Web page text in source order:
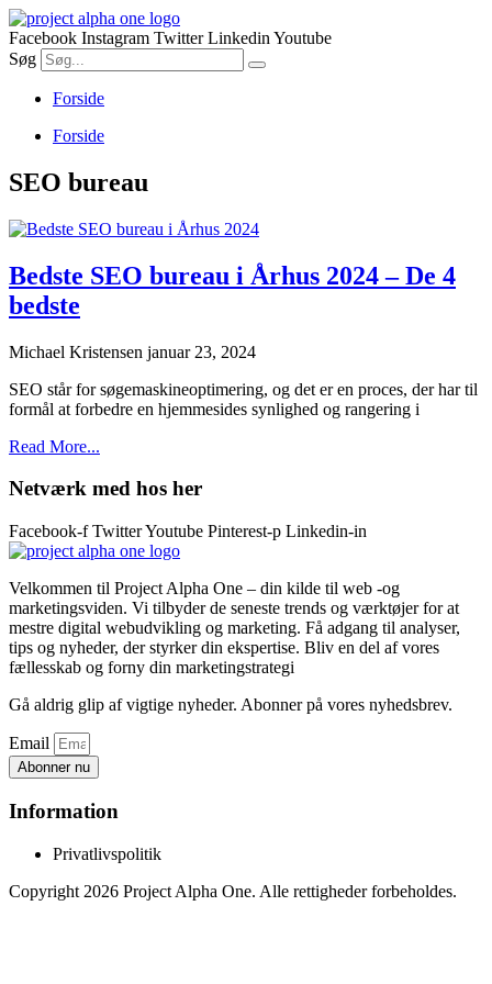
Videre
til
indhold
Facebook Instagram Twitter Linkedin Youtube
Søg
Forside
Forside
SEO bureau
Bedste SEO bureau i Århus 2024 – De 4
bedste
Michael Kristensen januar 23, 2024
SEO står for søgemaskineoptimering, og det er en proces, der har til
formål at forbedre en hjemmesides synlighed og rangering i
Read More...
Netværk med hos her
Facebook-f TwitterYoutube Pinterest-p Linkedin-in
Velkommen til Project Alpha One – din kilde til web -og
marketingsviden. Vi tilbyder de seneste trends og værktøjer for at
mestre digital webudvikling og marketing. Få adgang til analyser,
tips og nyheder, der styrker din ekspertise. Bliv en del af vores
fællesskab og forny din marketingstrategi
Gå aldrig glip af vigtige nyheder. Abonner på vores nyhedsbrev.
Email
Abonner nu
Information
Privatlivspolitik
Copyright 2026 Project Alpha One. Alle rettigheder forbeholdes.